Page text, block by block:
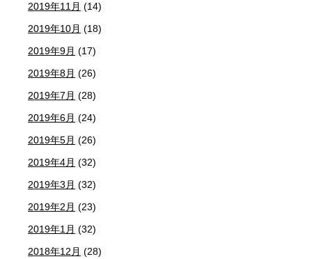
2019年11月 (14)
2019年10月 (18)
2019年9月 (17)
2019年8月 (26)
2019年7月 (28)
2019年6月 (24)
2019年5月 (26)
2019年4月 (32)
2019年3月 (32)
2019年2月 (23)
2019年1月 (32)
2018年12月 (28)